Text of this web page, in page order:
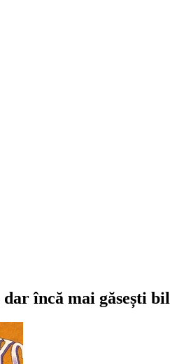
dar încă mai găsești